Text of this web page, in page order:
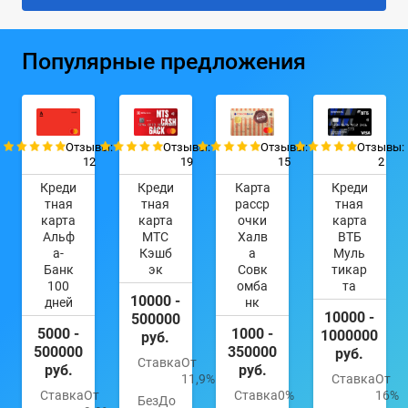
Популярные предложения
Отзывы:
12
Креди
тная
карта
Альф
а-
Банк
100
дней
5000 -
500000
руб.
СтавкаОт
Отзывы:
19
Креди
тная
карта
МТС
Кэшб
эк
10000 -
500000
руб.
СтавкаОт
11,9%
БезДо
Отзывы:
15
Карта
расср
очки
Халв
а
Совк
омба
нк
1000 -
350000
руб.
Ставка0%
Отзывы:
2
Креди
тная
карта
ВТБ
Муль
тикар
та
10000 -
1000000
руб.
СтавкаОт
16%